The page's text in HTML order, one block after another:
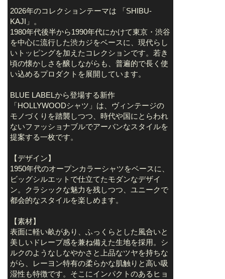
2026年のコレクションテーマは 「SHIBU-
KAJI」。
1980年代後半から1990年代にかけて東京・渋谷
を中心に流行した渋カジをベースに、現代らし
いトッピングを加えたコレクションです。若き
頃の懐かしさを醸しながらも、普遍的で長く使
い込めるプロダクトを展開しています。
BLUE LABELから登場する新作
「HOLLYWOODシャツ」は、ヴィンテージの
モノづくりを踏襲しつつ、時代や国にとらわれ
ないファッショナブルでアーバンなスタイルを
提案する一枚です。
【デザイン】
1950年代のオープンカラーシャツをベースに、
ビッグシルエットで仕立てたモダンなデザイ
ン。クラシックな魅力を残しつつ、ユニークで
都会的なスタイルを楽しめます。
【素材】
表面に軽い畝があり、ふっくらとした風合いと
美しいドレープ感を兼ね備えた生地を採用。シ
ルクのようなしなやかさと上品なツヤを持ちな
がら、レーヨン特有の柔らかな肌触りと高い吸
湿性も特徴です。そこにインパクトのあるヒョ